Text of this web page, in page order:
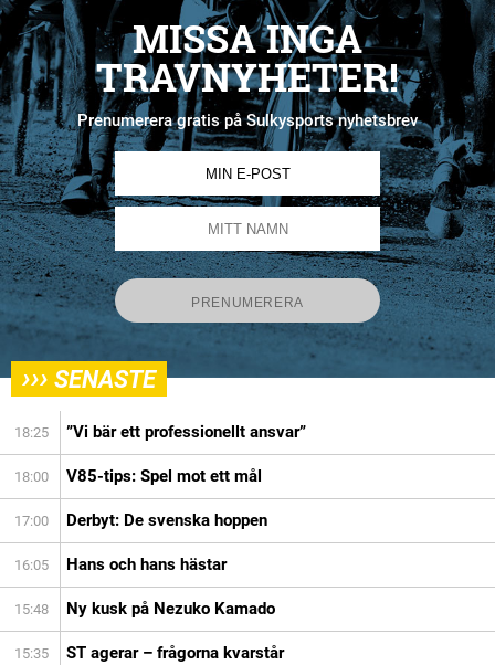
MISSA INGA
TRAVNYHETER!
Prenumerera gratis på Sulkysports nyhetsbrev
››› SENASTE
18:25 ”Vi bär ett professionellt ansvar”
18:00 V85-tips: Spel mot ett mål
17:00 Derbyt: De svenska hoppen
16:05 Hans och hans hästar
15:48 Ny kusk på Nezuko Kamado
15:35 ST agerar – frågorna kvarstår